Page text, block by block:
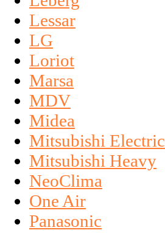
Lessar
LG
Loriot
Marsa
MDV
Midea
Mitsubishi Electric
Mitsubishi Heavy
NeoClima
One Air
Panasonic